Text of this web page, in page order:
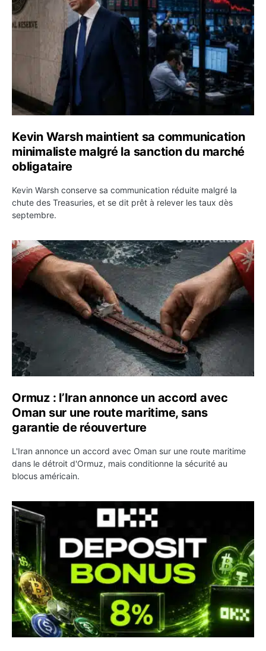
Kevin Warsh maintient sa communication
minimaliste malgré la sanction du marché
obligataire
Kevin Warsh conserve sa communication réduite malgré la
chute des Treasuries, et se dit prêt à relever les taux dès
septembre.
Ormuz : l’Iran annonce un accord avec Oman sur une
Ormuz : l’Iran annonce un accord avec
Oman sur une route maritime, sans
garantie de réouverture
L'Iran annonce un accord avec Oman sur une route maritime
dans le détroit d'Ormuz, mais conditionne la sécurité au
blocus américain.
OKX relance une campagne Deposit Bonus : jusqu’à 5